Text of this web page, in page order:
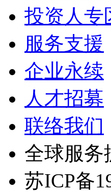
投资人专
服务支援
企业永续
人才招募
联络我们
全球服务
苏ICP备